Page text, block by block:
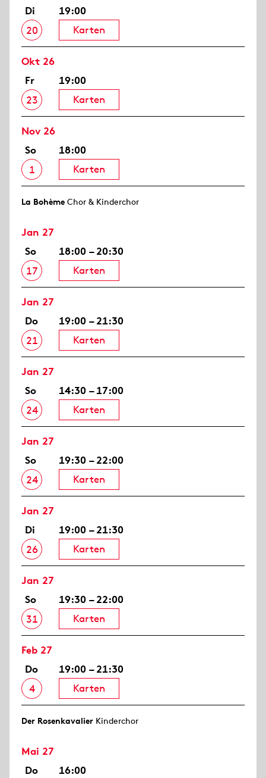
Di
20
19:00
Karten
Okt 26
Fr
23
19:00
Karten
Nov 26
So
1
18:00
Karten
La Bohème Chor & Kinderchor
Jan 27
So
17
18:00 – 20:30
Karten
Jan 27
Do
21
19:00 – 21:30
Karten
Jan 27
So
24
14:30 – 17:00
Karten
Jan 27
So
24
19:30 – 22:00
Karten
Jan 27
Di
26
19:00 – 21:30
Karten
Jan 27
So
31
19:30 – 22:00
Karten
Feb 27
Do
4
19:00 – 21:30
Karten
Der Rosen­kavalier Kinderchor
Mai 27
Do
16:00